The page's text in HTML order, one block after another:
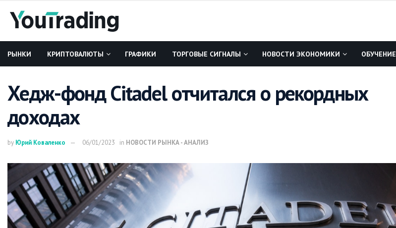
РЫНКИ КРИПТОВАЛЮТЫ ГРАФИКИ ТОРГОВЫЕ СИГНАЛЫ НОВОСТИ ЭКОНОМИКИ ОБУЧЕНИЕ
Хедж-фонд Citadel отчитался о рекордных
доходах
by Юрий Коваленко 06/01/2023 in НОВОСТИ РЫНКА - АНАЛИЗ